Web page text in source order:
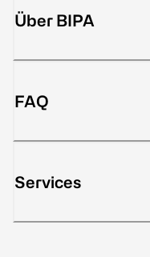
Über BIPA
FAQ
Services